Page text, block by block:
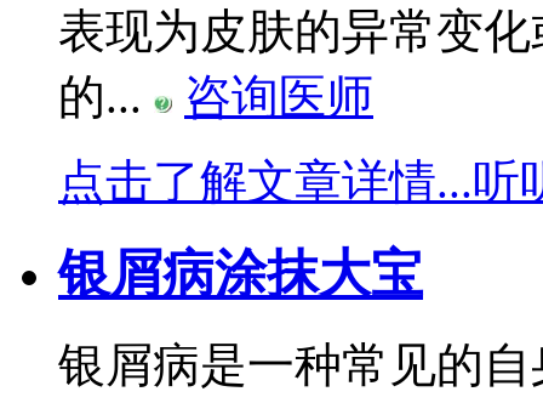
表现为皮肤的异常变
的...
咨询医师
点击了解文章详情...听
银屑病涂抹大宝
银屑病是一种常见的